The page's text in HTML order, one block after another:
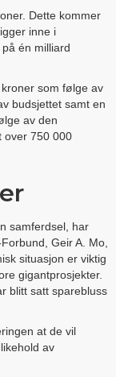
Dette kommer
inne i
én milliard
som følge av
budsjettet samt en
av den
over 750 000
samferdsel, har
Geir A. Mo,
situasjon er viktig
gigantprosjekter.
blitt satt sparebluss
at de vil
av